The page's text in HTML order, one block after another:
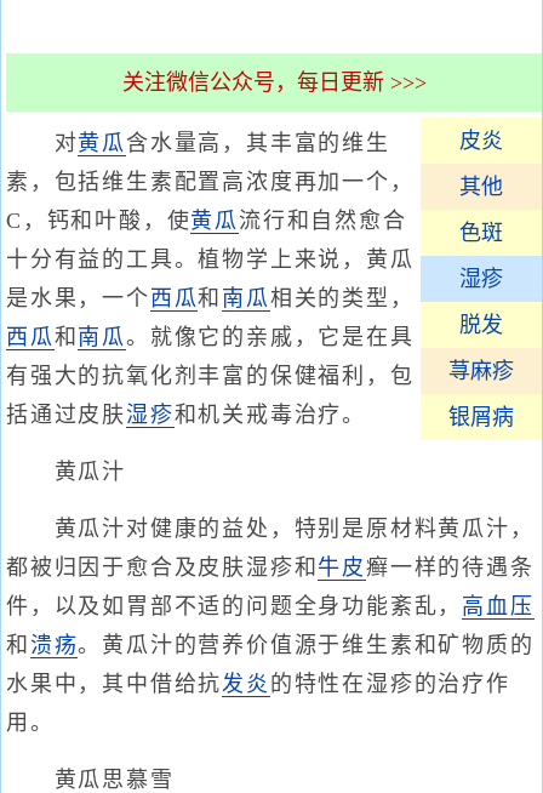
关注微信公众号，每日更新 >>>
皮炎
其他
色斑
湿疹
脱发
荨麻疹
银屑病
对黄瓜 含水量高，其丰富的维生
素，包括维生素配置高浓度再加一个，
C，钙和叶酸，使黄瓜 流行和自然愈合
十分有益的工具。植物学上来说，黄瓜
是水果，一个 西瓜和 南瓜相关的类型，
西瓜和 南瓜。就像它的亲戚，它是在具
有强大的抗氧化剂丰富的保健福利，包
括通过皮肤湿疹和机关戒毒治疗。
黄瓜汁
黄瓜汁对健康的益处，特别是原材料黄瓜汁，
都被归因于愈合及皮肤湿疹和 牛皮癣一样的待遇条
件，以及如胃部不适的问题全身功能紊乱， 高血压
和 溃疡。黄瓜汁的营养价值源于维生素和矿物质的
水果中，其中借给抗发炎 的特性在湿疹的治疗作
用。
黄瓜思慕雪